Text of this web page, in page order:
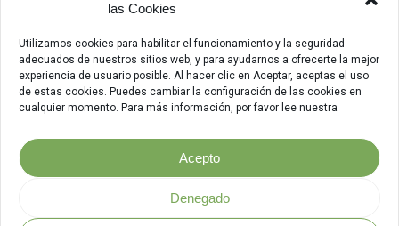
las Cookies
Utilizamos cookies para habilitar el funcionamiento y la seguridad
adecuados de nuestros sitios web, y para ayudarnos a ofrecerte la mejor
experiencia de usuario posible. Al hacer clic en Aceptar, aceptas el uso
de estas cookies. Puedes cambiar la configuración de las cookies en
cualquier momento. Para más información, por favor lee nuestra
Acepto
Denegado